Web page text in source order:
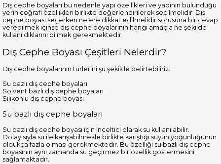
Dış cephe boyaları bu nedenle yapı özellikleri ve yapının bulunduğu
yerin coğrafi özellikleri birlikte değerlendirilerek seçilmelidir. Dış
cephe boyası seçerken nelere dikkat edilmelidir sorusuna bir cevap
verebilmek içinse dış cephe boyalarının hangi amaçla ne şekilde
kullanıldıklarını bilmek gerekmektedir.
Dış Cephe Boyası Çeşitleri Nelerdir?
Dış cephe boyalarının türlerini şu şekilde belirtebiliriz:
Su bazlı dış cephe boyaları
Solvent bazlı dış cephe boyaları
Silikonlu dış cephe boyası
Su bazlı dış cephe boyaları
Su bazlı dış cephe boyası için inceltici olarak su kullanılabilir.
Dolayısıyla su ile karışabilmekle birlikte karıştığı suyun yoğunluğunun
oldukça fazla olması gerekmektedir. Bu özelliği su bazlı dış cephe
boyasının aynı zamanda su geçirmez bir özellik göstermesini
sağlamaktadır.